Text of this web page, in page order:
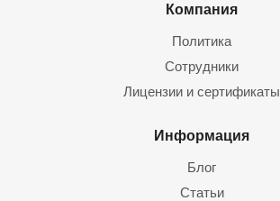
Компания
Политика
Сотрудники
Лицензии и сертификаты
Информация
Блог
Статьи